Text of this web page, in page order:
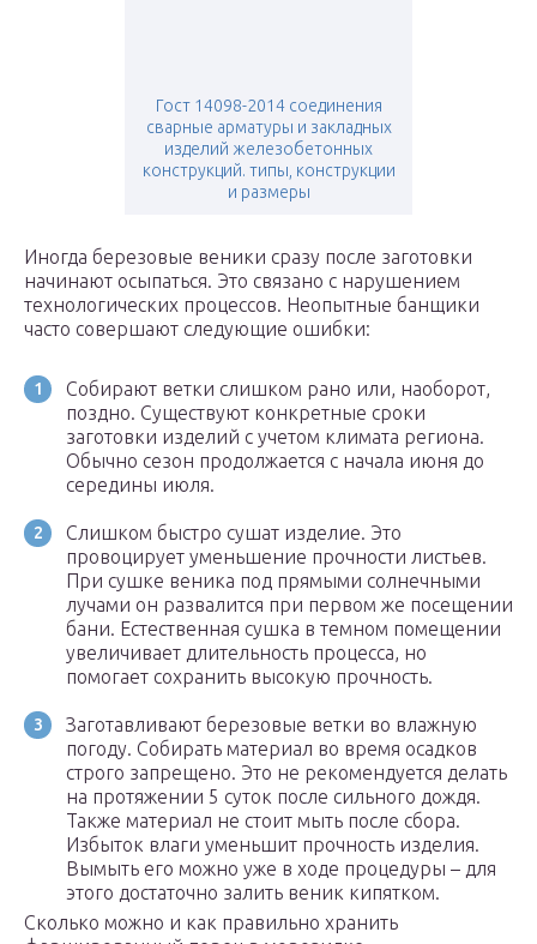
Гост 14098-2014 соединения
сварные арматуры и закладных
изделий железобетонных
конструкций. типы, конструкции
и размеры
Иногда березовые веники сразу после заготовки
начинают осыпаться. Это связано с нарушением
технологических процессов. Неопытные банщики
часто совершают следующие ошибки:
Собирают ветки слишком рано или, наоборот,
поздно. Существуют конкретные сроки
заготовки изделий с учетом климата региона.
Обычно сезон продолжается с начала июня до
середины июля.
Слишком быстро сушат изделие. Это
провоцирует уменьшение прочности листьев.
При сушке веника под прямыми солнечными
лучами он развалится при первом же посещении
бани. Естественная сушка в темном помещении
увеличивает длительность процесса, но
помогает сохранить высокую прочность.
Заготавливают березовые ветки во влажную
погоду. Собирать материал во время осадков
строго запрещено. Это не рекомендуется делать
на протяжении 5 суток после сильного дождя.
Также материал не стоит мыть после сбора.
Избыток влаги уменьшит прочность изделия.
Вымыть его можно уже в ходе процедуры – для
этого достаточно залить веник кипятком.
Сколько можно и как правильно хранить